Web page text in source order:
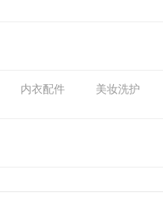
内衣配件 美妆洗护